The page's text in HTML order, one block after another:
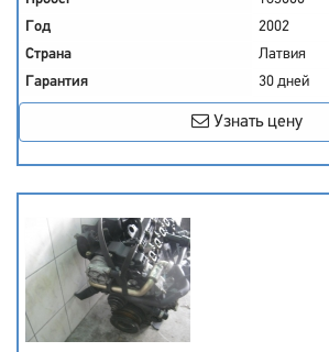
Год
2002
Страна
Латвия
Гарантия
30 дней
Узнать цену